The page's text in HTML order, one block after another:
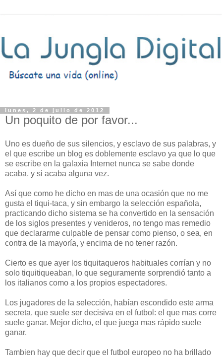
lunes, 2 de julio de 2012
Un poquito de por favor...
Uno es dueño de sus silencios, y esclavo de sus palabras, y
el que escribe un blog es doblemente esclavo ya que lo que
se escribe en la galaxia Internet nunca se sabe donde
acaba, y si acaba alguna vez.
Así que como he dicho en mas de una ocasión que no me
gusta el tiqui-taca, y sin embargo la selección española,
practicando dicho sistema se ha convertido en la sensación
de los siglos presentes y venideros, no tengo mas remedio
que declararme culpable de pensar como pienso, o sea, en
contra de la mayoría, y encima de no tener razón.
Cierto es que ayer los tiquitaqueros habituales corrían y no
solo tiquitiqueaban, lo que seguramente sorprendió tanto a
los italianos como a los propios espectadores.
Los jugadores de la selección, habían escondido este arma
secreta, que suele ser decisiva en el futbol: el que mas corre
suele ganar. Mejor dicho, el que juega mas rápido suele
ganar.
Tambien hay que decir que el futbol europeo no ha brillado